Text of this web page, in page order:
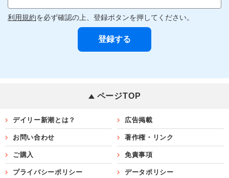
利用規約を必ず確認の上、登録ボタンを押してください。
ページTOP
デイリー新潮とは？ 広告掲載
お問い合わせ 著作権・リンク
ご購入 免責事項
プライバシーポリシー データポリシー